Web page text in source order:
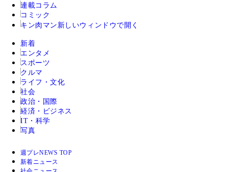
連載コラム
コミック
キン肉マン 新しいウィンドウで開く
新着
エンタメ
スポーツ
クルマ
ライフ・文化
社会
政治・国際
経済・ビジネス
IT・科学
写真
週プレNEWS TOP
新着ニュース